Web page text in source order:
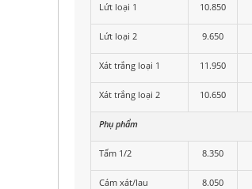
Lứt loại 1 10.850
Lứt loại 2 9.650
Xát trắng loại 1 11.950
Xát trắng loại 2 10.650
Phụ phẩm
Tấm 1/2 8.350
Cám xát/lau 8.050